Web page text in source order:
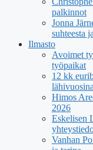
palkinnot
Jonna
suhteesta
Ilmasto
Avoimet
työpaikat
12 kk
lähivuosina
Himos
2026
Eskelisen
Vanhan